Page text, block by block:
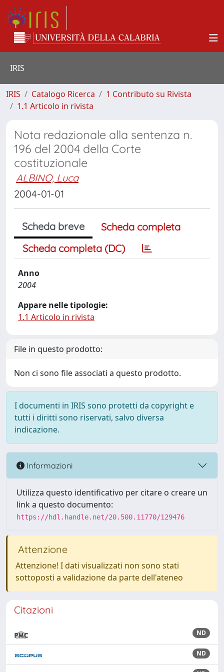
IRIS
IRIS Catalogo Ricerca
1 Contributo su Rivista
1.1 Articolo in rivista
Nota redazionale alla sentenza n.
196 del 2004 della Corte
costituzionale
ALBINO, Luca
2004-01-01
Scheda breve
Scheda completa
Scheda completa (DC)
Anno
2004
Appare nelle tipologie:
1.1 Articolo in rivista
File in questo prodotto:
Non ci sono file associati a questo prodotto.
I documenti in IRIS sono protetti da copyright e
tutti i diritti sono riservati, salvo diversa
indicazione.
Informazioni
Utilizza questo identificativo per citare o creare un
link a questo documento:
https://hdl.handle.net/20.500.11770/129476
Attenzione
Attenzione! I dati visualizzati non sono stati
sottoposti a validazione da parte dell'ateneo
Citazioni
ND
ND